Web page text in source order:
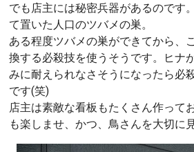
でも店主には秘密兵器があるのです
て置いた人口のツバメの巣。
ある程度ツバメの巣ができてから、
換する必殺技を使うそうです。ヒナ
みに耐えられなさそうになったら必
です(笑)
店主は素敵な看板もたくさん作って
も楽しませ、かつ、鳥さんを大切に